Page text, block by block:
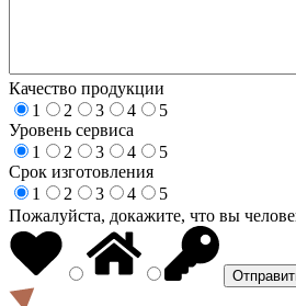
Качество продукции
1
2 3 4
5
Уровень сервиса
1
2 3 4
5
Срок изготовления
1
2 3 4
5
Пожалуйста, докажите, что вы